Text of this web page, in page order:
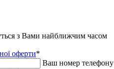
з Вами найближчим часом
оферти*
Ваш номер телефону